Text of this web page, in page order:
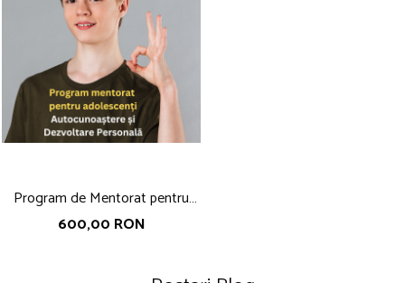
Program de Mentorat pentru
Adolescenti: Autocunoastere si
600,00 RON